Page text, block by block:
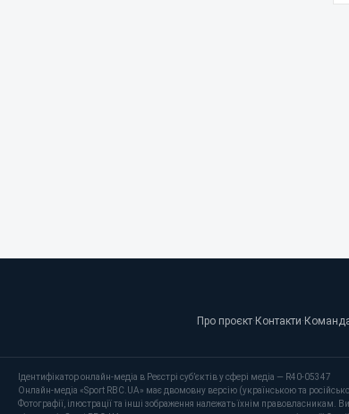
Про проєкт· Контакти·
Ідентифікатор онлайн-медіа в Реєстрі суб’єктів у сфері медіа — R40-05347
Онлайн-медіа «Sport RBC.UA» має двомовну версію (українською та
Фотографії, ілюстрації та інші зображення належать їхнім правовласникам.